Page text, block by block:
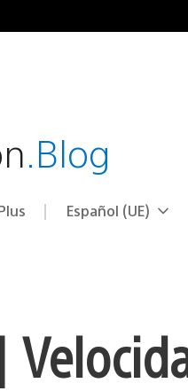
.Blog
Selecciona
Región
Español (UE)